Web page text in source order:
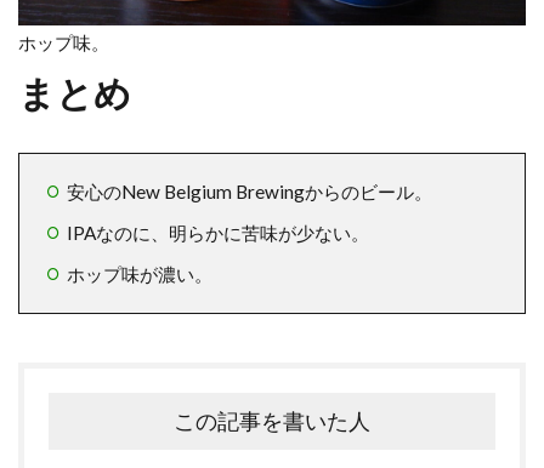
ホップ味。
まとめ
安心のNew Belgium Brewingからのビール。
IPAなのに、明らかに苦味が少ない。
ホップ味が濃い。
この記事を書いた人